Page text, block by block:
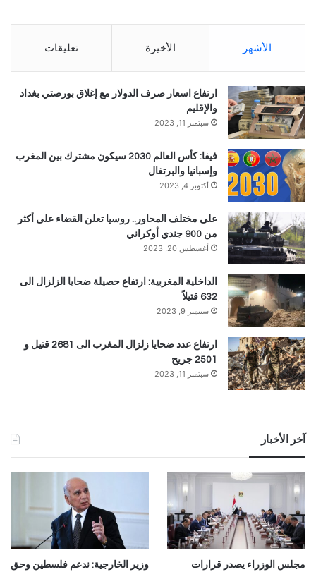
الأشهر الأخيرة تعليقات
ارتفاع اسعار صرف الدولار مع إغلاق بورصتي بغداد
والإقليم
سبتمبر 11, 2023
فيفا: كأس العالم 2030 سيكون مشترك بين المغرب
وإسبانيا والبرتغال
أكتوبر 4, 2023
على مختلف المحاور.. روسيا تعلن القضاء على أكثر
من 900 جندي أوكراني
أغسطس 20, 2023
الداخلية المغربية: ارتفاع حصيلة ضحايا الزلزال الى
632 قتيلاً
سبتمبر 9, 2023
ارتفاع عدد ضحايا زلزال المغرب الى 2681 قتيل و
2501 جريح
سبتمبر 11, 2023
آخر الأخبار
مجلس الوزراء يصدر قرارات
وزير الخارجية: ندعم فلسطين وحق